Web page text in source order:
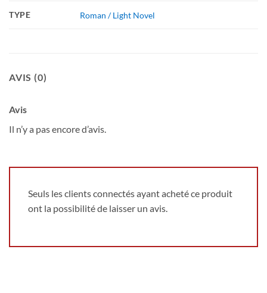
TYPE Roman / Light Novel
AVIS (0)
Avis
Il n’y a pas encore d’avis.
Seuls les clients connectés ayant acheté ce produit
ont la possibilité de laisser un avis.